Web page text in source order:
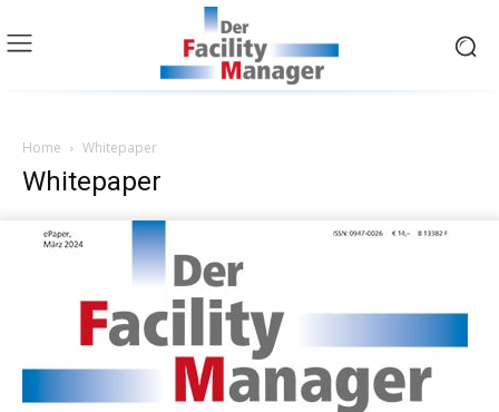
Home Whitepaper
Whitepaper